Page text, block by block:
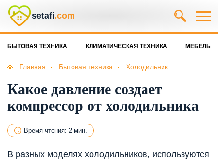
setafi.com
БЫТОВАЯ ТЕХНИКА КЛИМАТИЧЕСКАЯ ТЕХНИКА МЕБЕЛЬ
Главная Бытовая техника Холодильник
Какое давление создает
компрессор от холодильника
Время чтения: 2 мин.
В разных моделях холодильников, используются